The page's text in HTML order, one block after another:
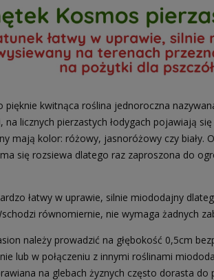
pięknie kwitnąca roślina jednoroczna
na licznych pierzastych łodygach pojawiają
mają kolor: różowy, jasnoróżowy czy biały.
się rozsiewa dlatego raz zaproszona do
łatwy w uprawie, silnie miododajny
równomiernie, nie wymaga żadnych
należy prowadzić na głębokość 0,5cm
lub w połączeniu z innymi roślinami
na glebach żyznych często dorasta